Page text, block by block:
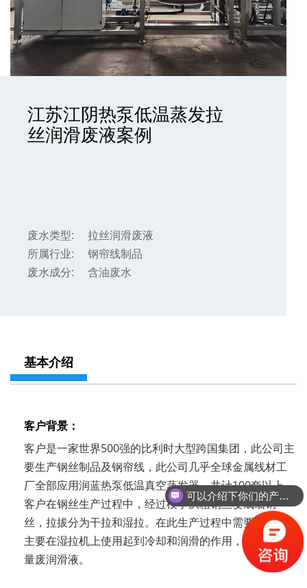
江苏江阴热泵低温蒸发拉
丝润滑废液案例
废水类型:
拉丝润滑废液
所属行业:
钢帘线制品
废水成分:
含油废水
基本介绍
客户背景：
客户是一家世界500强的比利时大型跨国集团，此公司主
要生产钢丝制品及钢帘线，此公司几乎全球金属线材工
厂全部应用润蓝热泵低温真空蒸发器，共计100套以上。
客户在钢丝生产过程中，经过模子从粗钢丝变成细钢
丝，拉拔分为干拉和湿拉。在此生产过程中需要润滑液
主要在湿拉机上使用起到冷却和润滑的作用，故产生大
量废润滑液。
可以介绍下你们的产品么？